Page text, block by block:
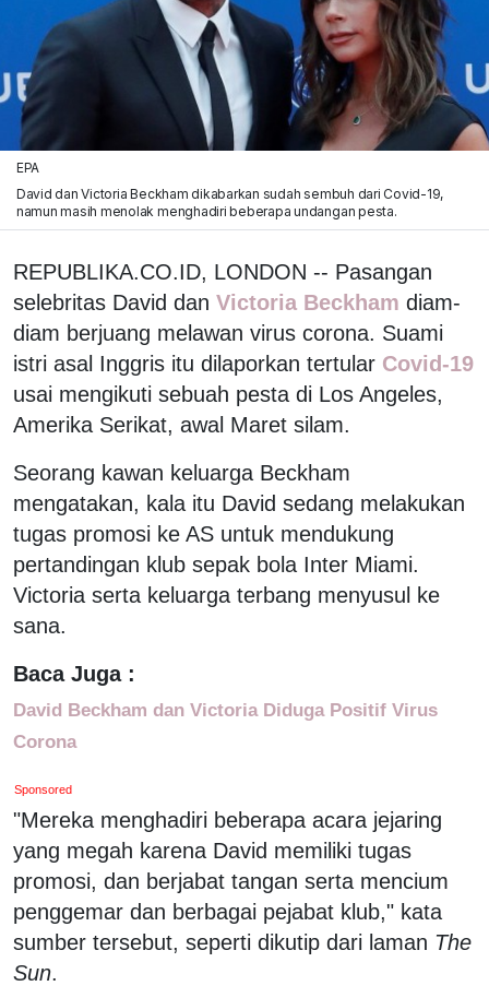
EPA
David dan Victoria Beckham dikabarkan sudah sembuh dari Covid-19,
namun masih menolak menghadiri beberapa undangan pesta.
REPUBLIKA.CO.ID, LONDON -- Pasangan
selebritas David dan Victoria Beckham diam-
diam berjuang melawan virus corona. Suami
istri asal Inggris itu dilaporkan tertular Covid-19
usai mengikuti sebuah pesta di Los Angeles,
Amerika Serikat, awal Maret silam.
Seorang kawan keluarga Beckham
mengatakan, kala itu David sedang melakukan
tugas promosi ke AS untuk mendukung
pertandingan klub sepak bola Inter Miami.
Victoria serta keluarga terbang menyusul ke
sana.
Baca Juga :
David Beckham dan Victoria Diduga Positif Virus
Corona
Sponsored
"Mereka menghadiri beberapa acara jejaring
yang megah karena David memiliki tugas
promosi, dan berjabat tangan serta mencium
penggemar dan berbagai pejabat klub," kata
sumber tersebut, seperti dikutip dari laman The
Sun.